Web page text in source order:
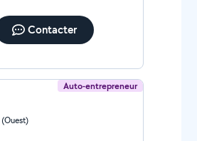
Contacter
Auto-entrepreneur
(Ouest)